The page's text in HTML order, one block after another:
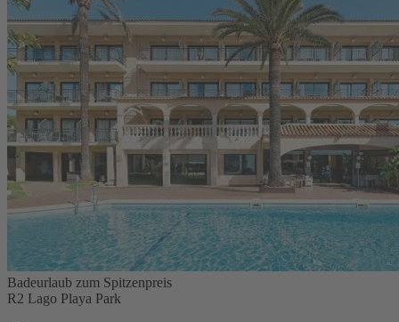
Badeurlaub zum Spitzenpreis
R2 Lago Playa Park